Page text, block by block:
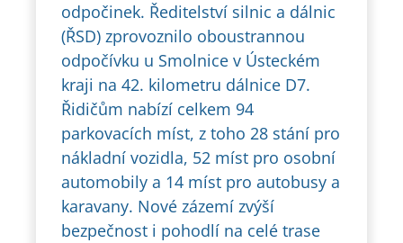
odpočinek. Ředitelství silnic a dálnic
(ŘSD) zprovoznilo oboustrannou
odpočívku u Smolnice v Ústeckém
kraji na 42. kilometru dálnice D7.
Řidičům nabízí celkem 94
parkovacích míst, z toho 28 stání pro
nákladní vozidla, 52 míst pro osobní
automobily a 14 míst pro autobusy a
karavany. Nové zázemí zvýší
bezpečnost i pohodlí na celé trase